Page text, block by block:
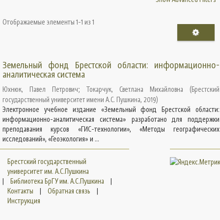
Отображаемые элементы 1-1 из 1
Земельный фонд Брестской области: информационно-
аналитическая система
Юхнюк, Павел Петрович; Токарчук, Светлана Михайловна (Брестский
государственный университет имени А.С. Пушкина, 2019)
Электронное учебное издание «Земельный фонд Брестской области:
информационно-аналитическая система» разработано для поддержки
преподавания курсов «ГИС-технологии», «Методы географических
исследований», «Геоэкология» и ...
Брестский государственный
университет им. А.С.Пушкина
|
Библиотека БрГУ им. А.С.Пушкина
|
Контакты
| Обратная связь
|
Инструкция